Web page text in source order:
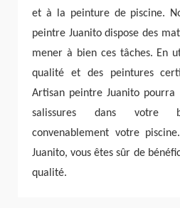
et à la peinture de piscine.
peintre Juanito dispose des
mener à bien ces tâches. En
qualité et des peintures
Artisan peintre Juanito
salissures dans votre
convenablement votre
Juanito, vous êtes sûr de
qualité.